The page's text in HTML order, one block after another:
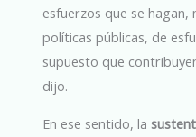
esfuerzos que se hagan,
políticas públicas, de
supuesto que
dijo.
En ese sentido, la